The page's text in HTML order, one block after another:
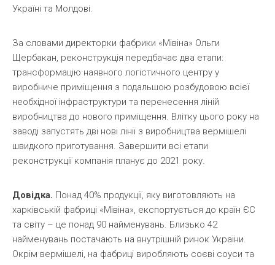
Україні та Молдові.
За словами директорки фабрики «Мівіна» Ольги
Щербакан, реконструкція передбачає два етапи:
трансформацію наявного логістичного центру у
виробниче приміщення з подальшою розбудовою всієї
необхідної інфраструктури та перенесення ліній
виробництва до нового приміщення. Влітку цього року на
заводі запустять дві нові лінії з виробництва вермішелі
швидкого приготування. Завершити всі етапи
реконструкції компанія планує до 2021 року.
Довідка. Понад 40% продукції, яку виготовляють на
харківській фабриці «Мівіна», експортується до країн ЄС
та світу – це понад 90 найменувань. Близько 42
найменувань постачають на внутрішній ринок України.
Окрім вермішелі, на фабриці виробляють соєві соуси та